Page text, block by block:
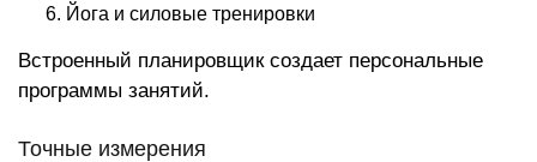
Йога и силовые тренировки
Встроенный планировщик создает персональные
программы занятий.
Точные измерения